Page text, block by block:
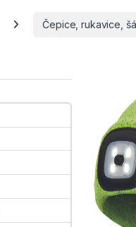
Čepice, rukavice,